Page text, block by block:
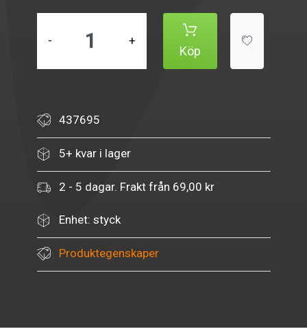
- +
Köp
437695
5+ kvar i lager
2 - 5 dagar. Frakt från 69,00 kr
Enhet: styck
Produktegenskaper